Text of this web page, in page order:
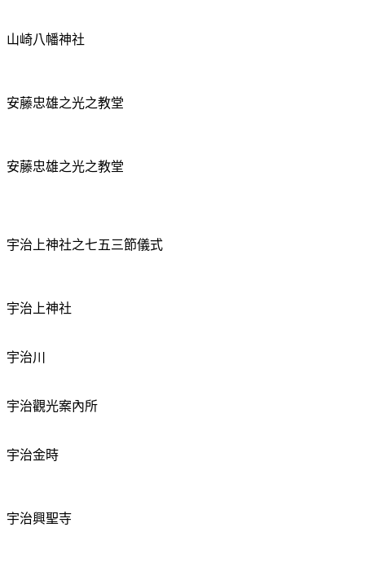
山崎八幡神社
安藤忠雄之光之教堂
安藤忠雄之光之教堂
宇治上神社之七五三節儀式
宇治上神社
宇治川
宇治觀光案內所
宇治金時
宇治興聖寺